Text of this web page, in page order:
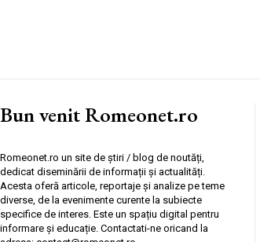
Bun venit Romeonet.ro
Romeonet.ro un site de știri / blog de noutăți,
dedicat diseminării de informații și actualități.
Acesta oferă articole, reportaje și analize pe teme
diverse, de la evenimente curente la subiecte
specifice de interes. Este un spațiu digital pentru
informare și educație. Contactati-ne oricand la